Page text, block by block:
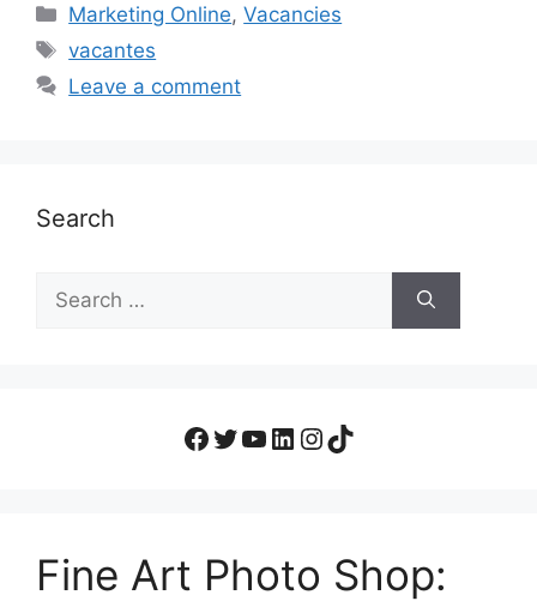
Marketing Online,Vacancies
vacantes
Leave a comment
Search
Fine Art Photo Shop: